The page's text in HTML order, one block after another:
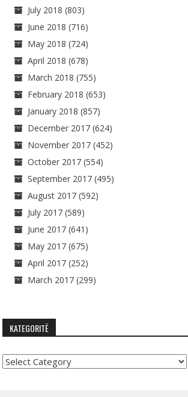
July 2018 (803)
June 2018 (716)
May 2018 (724)
April 2018 (678)
March 2018 (755)
February 2018 (653)
January 2018 (857)
December 2017 (624)
November 2017 (452)
October 2017 (554)
September 2017 (495)
August 2017 (592)
July 2017 (589)
June 2017 (641)
May 2017 (675)
April 2017 (252)
March 2017 (299)
KATEGORITË
Kategoritë